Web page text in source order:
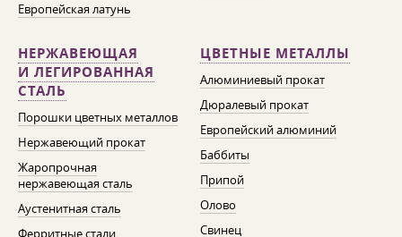
Европейская латунь
НЕРЖАВЕЮЩАЯ
И ЛЕГИРОВАННАЯ
СТАЛЬ
Порошки цветных металлов
Нержавеющий прокат
Жаропрочная
нержавеющая сталь
Аустенитная сталь
Ферритные стали
ЦВЕТНЫЕ МЕТАЛЛЫ
Алюминиевый прокат
Дюралевый прокат
Европейский алюминий
Баббиты
Припой
Олово
Свинец